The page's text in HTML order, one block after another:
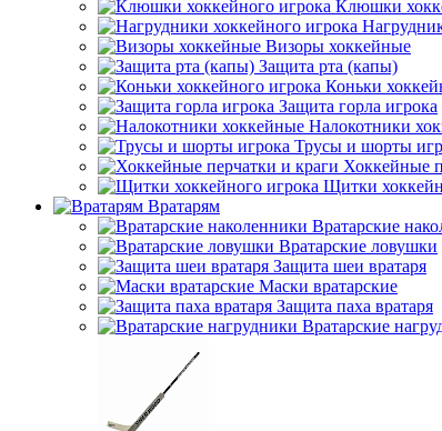
Клюшки
Визоры хоккейные
Защита рта (капы)
Коньки
Защита горла игрока
Налокотники
Трусы и шорты
Хоккейные
Щитки
Вратарям
Вратарские
Вратарские ловушки
Защита шеи вратаря
Маски вратарские
Защита паха вратаря
Вратарские